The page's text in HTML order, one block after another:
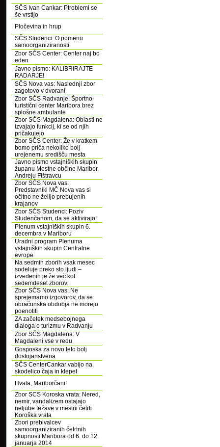
SČS Ivan Cankar: Ptroblemi se
še vrstijo
Pločevina in hrup
SČS Studenci: O pomenu
samoorganiziranosti
Zbor SČS Center: Center naj bo
eden
Javno pismo: KALIBRIRAJTE
RADARJE!
SČS Nova vas: Naslednji zbor
zagotovo v dvorani
Zbor SČS Radvanje: Športno-
turistični center Maribora brez
splošne ambulante
Zbor SČS Magdalena: Oblasti ne
izvajajo funkcij, ki se od njih
pričakujejo
Zbor SČS Center: Že v kratkem
bomo priča nekoliko bolj
urejenemu središču mesta
Javno pismo vstajniških skupin
županu Mestne občine Maribor,
Andreju Fištravcu
Zbor SČS Nova vas:
Predstavniki MČ Nova vas si
očitno ne želijo prebujenih
krajanov
Zbor SČS Studenci: Poziv
Studenčanom, da se aktivirajo!
Plenum vstajniških skupin 6.
decembra v Mariboru
Uradni program Plenuma
vstajniških skupin Centralne
evrope
Na sedmih zborih vsak mesec
sodeluje preko sto ljudi –
izvedenih je že več kot
sedemdeset zborov.
Zbor SČS Nova vas: Ne
sprejemamo izgovorov, da se
obračunska obdobja ne morejo
poenotiti
ZA začetek medsebojnega
dialoga o turizmu v Radvanju
Zbor SČS Magdalena: V
Magdaleni vse v redu
Gosposka za novo leto bolj
dostojanstvena
SČS CenterCankar vabijo na
skodelico čaja in klepet
Hvala, Mariborčani!
Zbor SCS Koroska vrata: Nered,
nemir, vandalizem ostajajo
neljube težave v mestni četrti
Koroška vrata
Zbori prebivalcev
samoorganiziranih četrtnih
skupnosti Maribora od 6. do 12.
januarja 2014